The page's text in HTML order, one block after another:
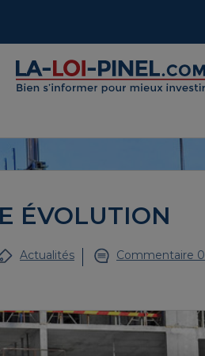
ÉVOLUTION
Actualités Commentaire 0